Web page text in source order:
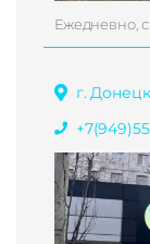
Ежедневно,
г.